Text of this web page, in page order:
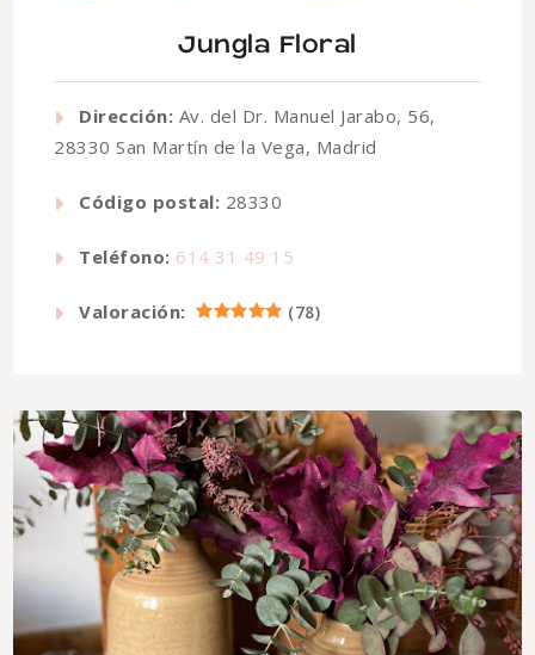
Jungla Floral
Dirección: Av. del Dr. Manuel Jarabo, 56,
28330 San Martín de la Vega, Madrid
Código postal: 28330
Teléfono: 614 31 49 15
Valoración: (78)